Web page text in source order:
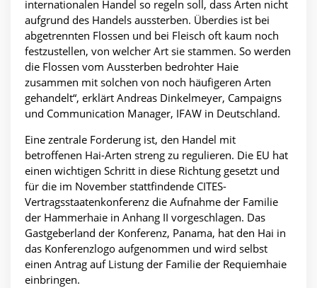
internationalen Handel so regeln soll, dass Arten nicht
aufgrund des Handels aussterben. Überdies ist bei
abgetrennten Flossen und bei Fleisch oft kaum noch
festzustellen, von welcher Art sie stammen. So werden
die Flossen vom Aussterben bedrohter Haie
zusammen mit solchen von noch häufigeren Arten
gehandelt“, erklärt Andreas Dinkelmeyer, Campaigns
und Communication Manager, IFAW in Deutschland.
Eine zentrale Forderung ist, den Handel mit
betroffenen Hai-Arten streng zu regulieren. Die EU hat
einen wichtigen Schritt in diese Richtung gesetzt und
für die im November stattfindende CITES-
Vertragsstaatenkonferenz die Aufnahme der Familie
der Hammerhaie in Anhang II vorgeschlagen. Das
Gastgeberland der Konferenz, Panama, hat den Hai in
das Konferenzlogo aufgenommen und wird selbst
einen Antrag auf Listung der Familie der Requiemhaie
einbringen.